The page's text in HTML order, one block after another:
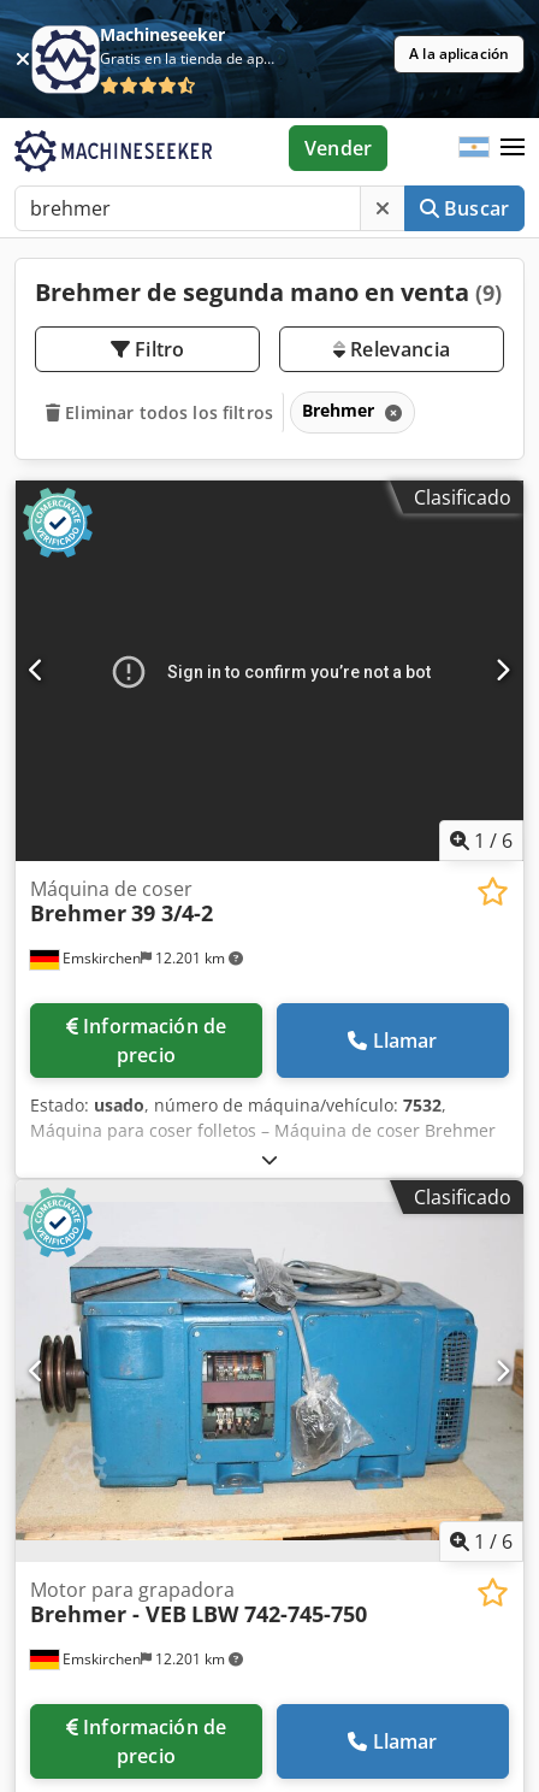
Machineseeker
Gratis en la tienda de aplicaciones A la aplicación
Buscar
Vender
Brehmer de segunda mano en venta (9)
Filtro Relevancia
Eliminar todos los filtros Brehmer
Clasificado
1 / 6
Emskirchen 12.201 km
Máquina de coser
Brehmer39 3/4-2
Información de
precio
Llamar
Estado: usado, número de máquina/vehículo: 7532,
Máquina para coser folletos – Máquina de coser Brehmer
39 3/4-2, número de serie 7532/106A Tamaño mínimo: 120
x 70 mm – tamaño máximo: 280 x 440 mm 6 cabezales de
costura Velocidad máxima: 70 puntadas/minuto Inspección
en vídeo en línea mediante Skype Nos complacería mucho
su visita; tenemos más máquinas en stock. Disponible
inmediatamente; se puede inspeccionar. Cedpfx Aoh Axm
Rocioha En stock en Emskirchen/Núremberg; se puede
probar.
Clasificado
1 / 6
Emskirchen 12.201 km
Motor para grapadora
Brehmer - VEB LBW 742-745-750
Información de
precio
Llamar